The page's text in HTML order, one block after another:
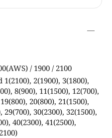
/ 1900 / 2100
2(1900), 3(1800),
8(900), 11(1500), 12(700),
20(800), 21(1500),
29(700), 30(2300), 32(1500),
40(2300), 41(2500),